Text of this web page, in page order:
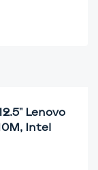
Lenovo
Intel